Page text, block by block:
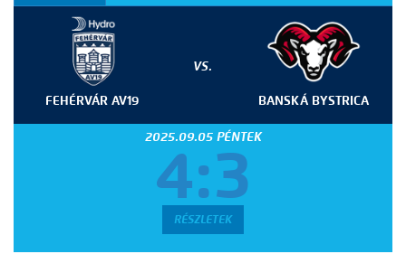
FEHÉRVÁR AV19
VS.
BANSKÁ BYSTRICA
2025.09.05 PÉNTEK
4:3
RÉSZLETEK